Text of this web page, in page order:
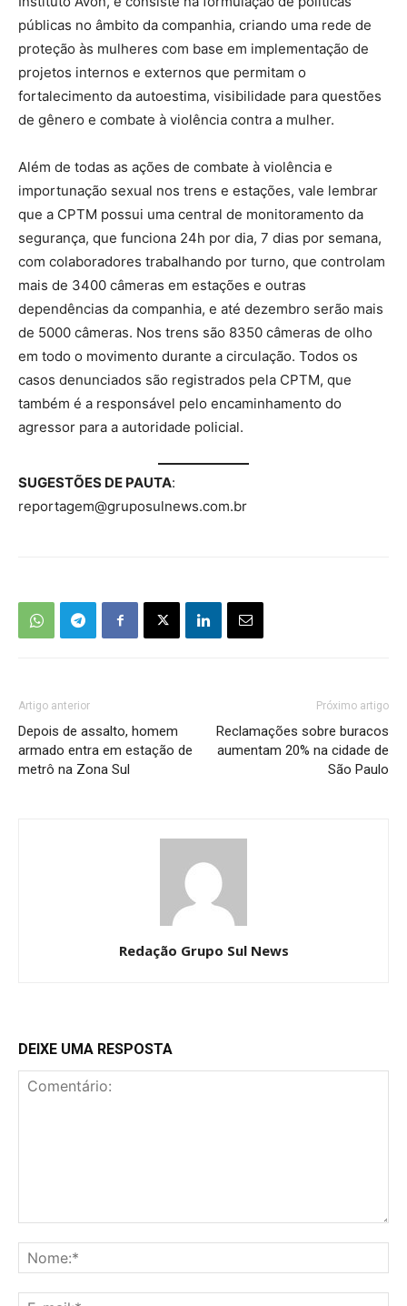
públicas no âmbito da companhia, criando uma rede de
proteção às mulheres com base em implementação de
projetos internos e externos que permitam o
fortalecimento da autoestima, visibilidade para questões
de gênero e combate à violência contra a mulher.
Além de todas as ações de combate à violência e
importunação sexual nos trens e estações, vale lembrar
que a CPTM possui uma central de monitoramento da
segurança, que funciona 24h por dia, 7 dias por semana,
com colaboradores trabalhando por turno, que controlam
mais de 3400 câmeras em estações e outras
dependências da companhia, e até dezembro serão mais
de 5000 câmeras. Nos trens são 8350 câmeras de olho
em todo o movimento durante a circulação. Todos os
casos denunciados são registrados pela CPTM, que
também é a responsável pelo encaminhamento do
agressor para a autoridade policial.
SUGESTÕES DE PAUTA:
reportagem@gruposulnews.com.br
Artigo anterior
Depois de assalto, homem
armado entra em estação de
metrô na Zona Sul
Próximo artigo
Reclamações sobre buracos
aumentam 20% na cidade de
São Paulo
Redação Grupo Sul News
DEIXE UMA RESPOSTA